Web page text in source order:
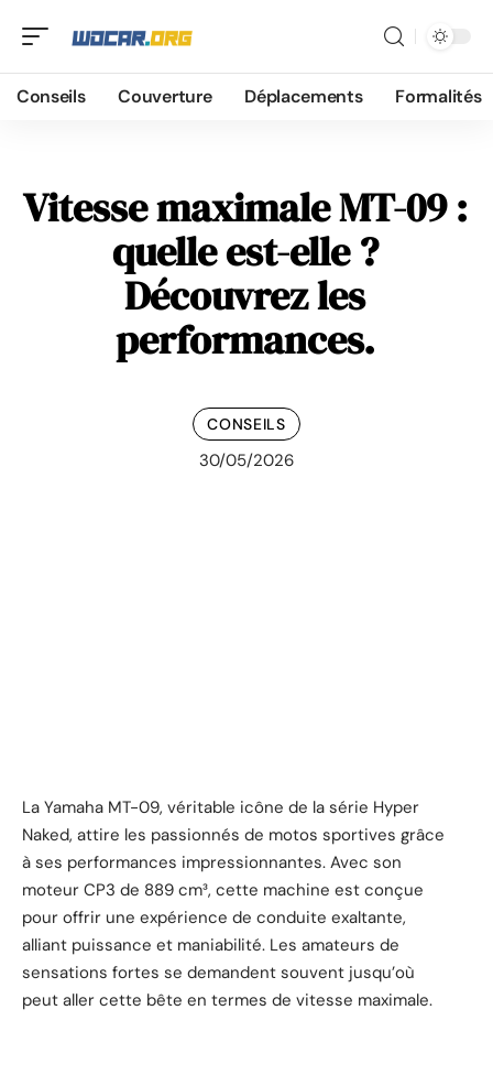
Conseils Couverture Déplacements Formalités
Vitesse maximale MT-09 :
quelle est-elle ?
Découvrez les
performances.
CONSEILS
30/05/2026
La Yamaha MT-09, véritable icône de la série Hyper
Naked, attire les passionnés de motos sportives grâce
à ses performances impressionnantes. Avec son
moteur CP3 de 889 cm³, cette machine est conçue
pour offrir une expérience de conduite exaltante,
alliant puissance et maniabilité. Les amateurs de
sensations fortes se demandent souvent jusqu’où
peut aller cette bête en termes de vitesse maximale.